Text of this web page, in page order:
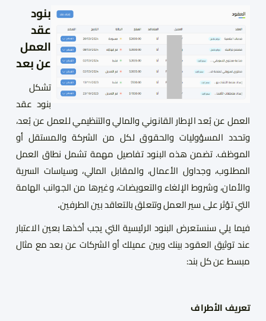
بنود
عقد
العمل
عن بعد
تشكل
بنود عقد
العمل عن بُعد الإطار القانوني والمالي والتنظيمي للعمل عن بُعد،
وتحدد المسؤوليات والحقوق لكل من الشركة والمستقل أو
الموظف. تضمن هذه البنود تفاصيل مهمة تشمل نطاق العمل
المطلوب، وجداول الأعمال، والمقابل المالي، وسياسات السرية
والأمان، وشروط الإلغاء والتعويضات، وغيرها من الجوانب الهامة
التي تؤثر على سير العمل وتتعلق بالتعاقد بين الطرفين.
فيما يلي سنستعرض البنود الرئيسية التي يجب أخذها بعين الاعتبار
عند توثيق العقود بينك وبين عميلك أو الشركات عن بعد مع مثال
مبسط عن كل بند:
تعريف الأطراف